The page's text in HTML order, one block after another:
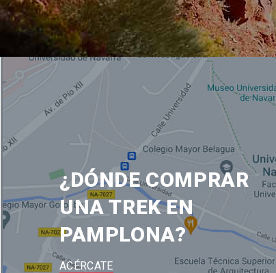
¿DÓNDE COMPRAR
UNA TREK EN
PAMPLONA?
ACÉRCATE